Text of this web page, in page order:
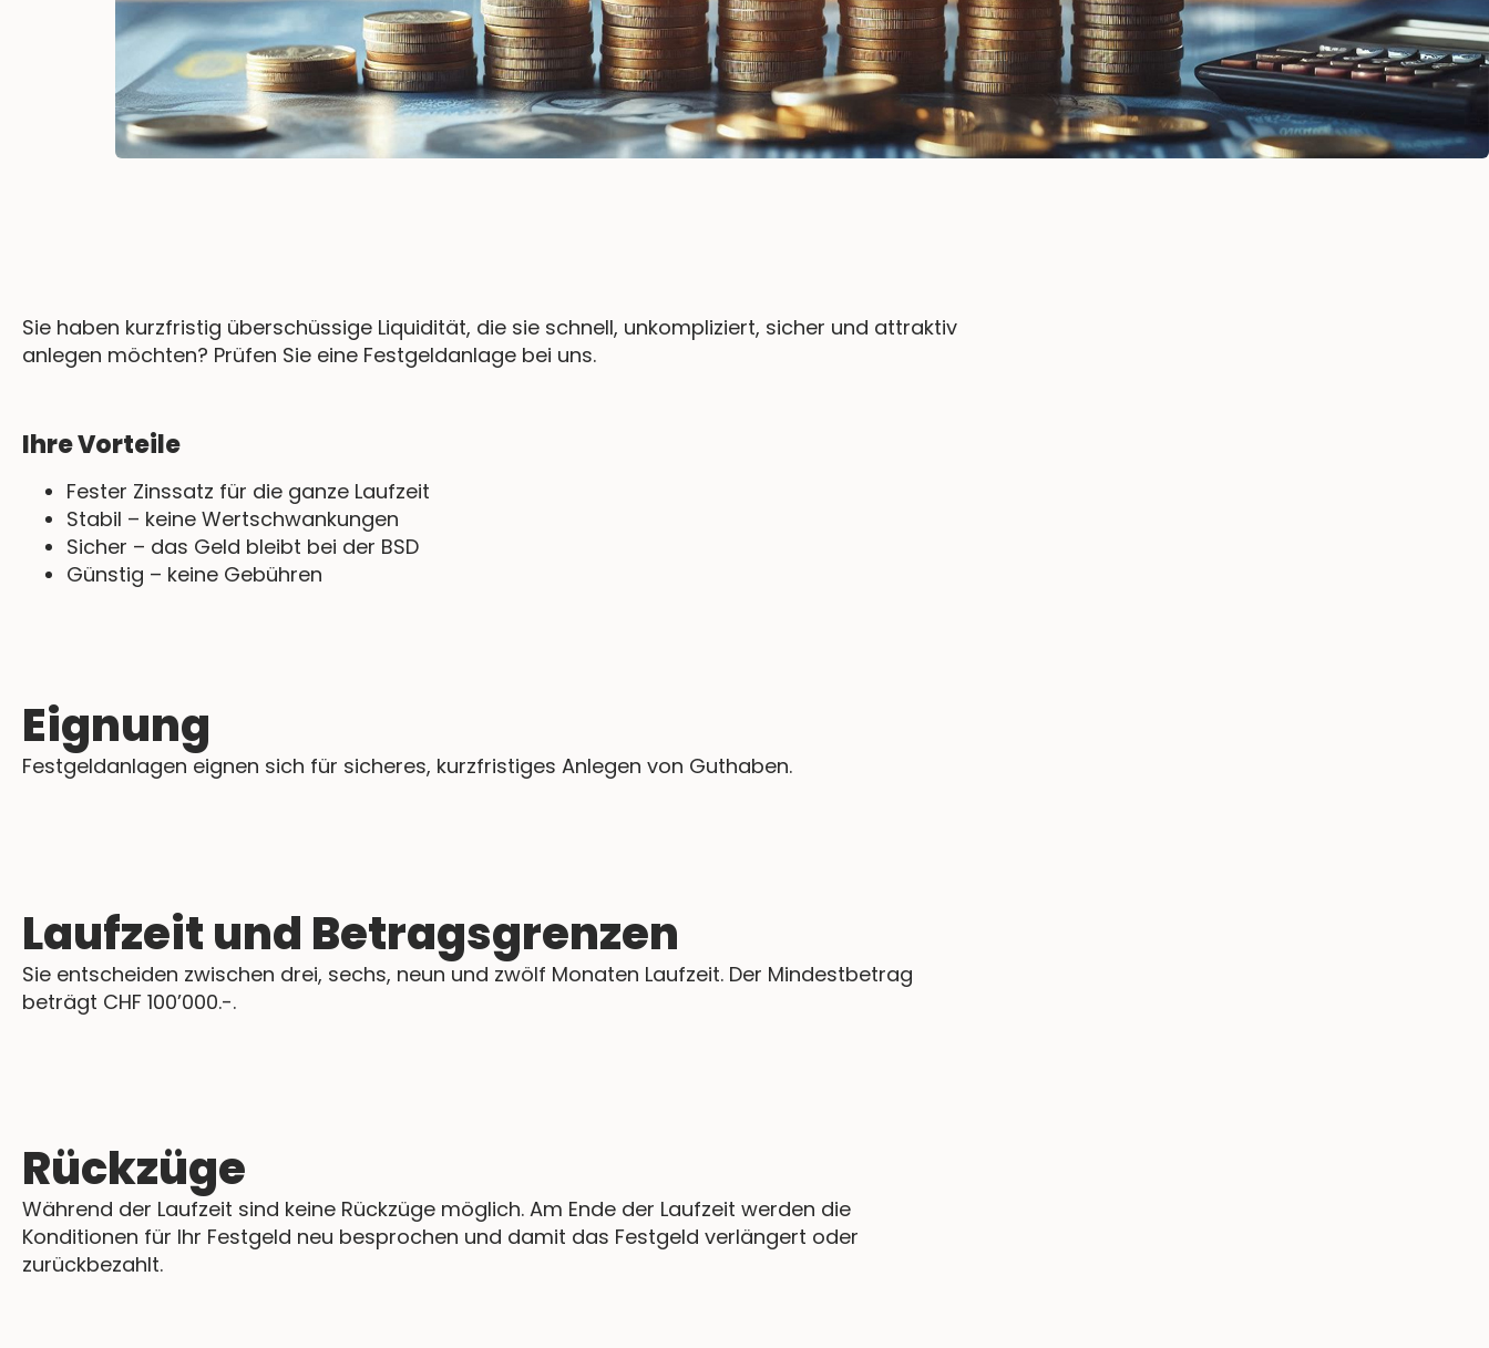
Sie haben kurzfristig überschüssige Liquidität, die sie schnell, unkompliziert, sicher und attraktiv
anlegen möchten? Prüfen Sie eine Festgeldanlage bei uns.
Ihre Vorteile
Fester Zinssatz für die ganze Laufzeit
Stabil – keine Wertschwankungen
Sicher – das Geld bleibt bei der BSD
Günstig – keine Gebühren
Eignung
Festgeldanlagen eignen sich für sicheres, kurzfristiges Anlegen von Guthaben.
Laufzeit und Betragsgrenzen
Sie entscheiden zwischen drei, sechs, neun und zwölf Monaten Laufzeit. Der Mindestbetrag
beträgt CHF 100’000.-.
Rückzüge
Während der Laufzeit sind keine Rückzüge möglich. Am Ende der Laufzeit werden die
Konditionen für Ihr Festgeld neu besprochen und damit das Festgeld verlängert oder
zurückbezahlt.